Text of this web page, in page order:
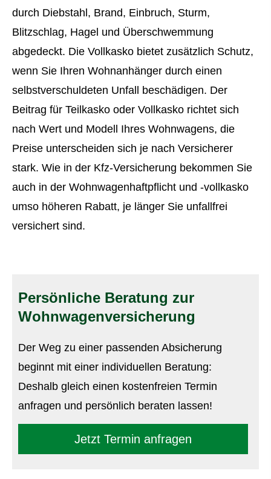
durch Diebstahl, Brand, Einbruch, Sturm,
Blitzschlag, Hagel und Überschwemmung
abgedeckt. Die Vollkasko bietet zusätzlich Schutz,
wenn Sie Ihren Wohnanhänger durch einen
selbstverschuldeten Unfall beschädigen. Der
Beitrag für Teilkasko oder Vollkasko richtet sich
nach Wert und Modell Ihres Wohnwagens, die
Preise unterscheiden sich je nach Versicherer
stark. Wie in der Kfz-Versicherung bekommen Sie
auch in der Wohnwagenhaftpflicht und -vollkasko
umso höheren Rabatt, je länger Sie unfallfrei
versichert sind.
Persönliche Beratung zur
Wohnwagenversicherung
Der Weg zu einer passenden Absicherung
beginnt mit einer individuellen Beratung:
Deshalb gleich einen kostenfreien Termin
anfragen und persönlich beraten lassen!
Jetzt Termin anfragen